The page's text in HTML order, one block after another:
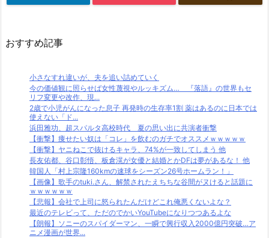
おすすめ記事
小さなすれ違いが、夫を追い詰めていく
今の価値観に照らせば女性蔑視やルッキズム… 『落語』の世界もセ
リフ変更や改作、現...
2歳で小児がんになった息子 再発時の生存率1割 薬はあるのに日本では
使えない「ド...
浜田雅功、超スパルタ高校時代 夏の思い出に共演者衝撃
【衝撃】痩せたい奴は「コレ」を飲むのガチでオススメｗｗｗｗｗ
【衝撃】ヤニねこで抜けるキャラ、74%が一致してしまう 他
長友佑都、谷口彰悟、板倉滉が女優と結婚とかDFは夢があるな！ 他
韓国人「村上宗隆160kmの速球をシーズン26号ホームラン！」
【画像】歌手のtuki.さん、解禁されたえちちな谷間がヌけると話題に
ｗｗｗｗｗｗ
【悲報】会社で上司に怒られたんだけどこれ俺悪くないよな？
最近のテレビって、ただのでかいYouTubeになりつつあるよな
【朗報】ソニーのスパイダーマン、一瞬で興行収入2000億円突破…ア
ニメ漫画が世界...